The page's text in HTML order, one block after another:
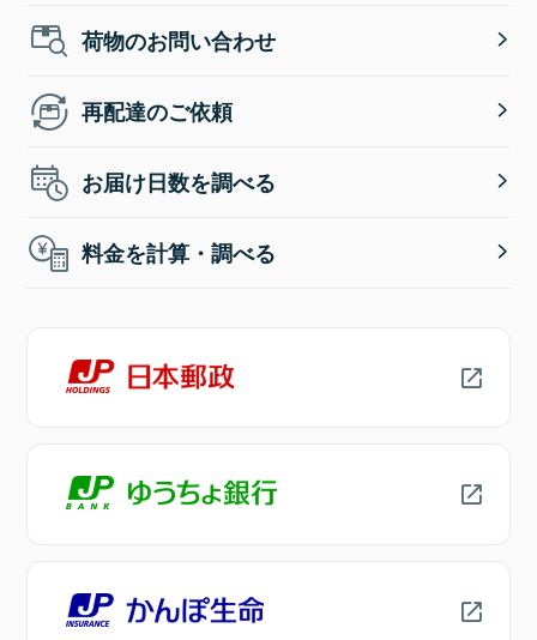
荷物のお問い合わせ
再配達のご依頼
お届け日数を調べる
料金を計算・調べる